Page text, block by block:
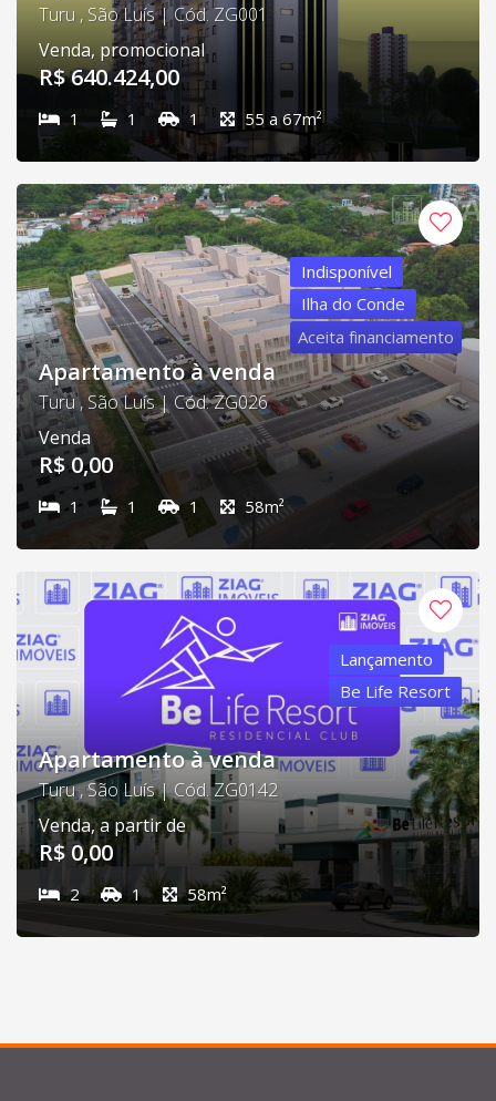
Turu , São Luís | Cód. ZG001
Venda, promocional
R$ 640.424,00
1 1 1 55 a 67m²
Indisponível
Ilha do Conde
Aceita financiamento
Apartamento à venda
Turu , São Luís | Cód. ZG026
Venda
R$ 0,00
1 1 1 58m²
Lançamento
Be Life Resort
Apartamento à venda
Turu , São Luís | Cód. ZG0142
Venda, a partir de
R$ 0,00
2 1 58m²